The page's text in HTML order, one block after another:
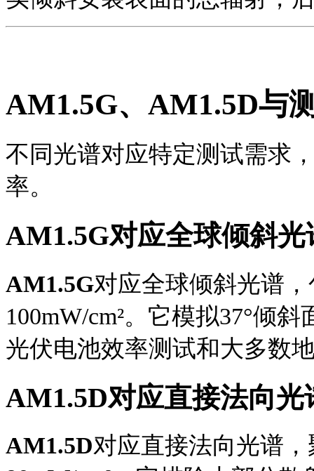
AM1.5G、 AM1.5D与
不同光谱对应特定测试需求
率。
AM1.5G对应全球倾斜光
AM1.5G对应全球倾斜光谱
100mW/cm²。它模拟37°倾
光伏电池效率测试和大多数
AM1.5D对应直接法向光
AM1.5D对应直接法向光谱